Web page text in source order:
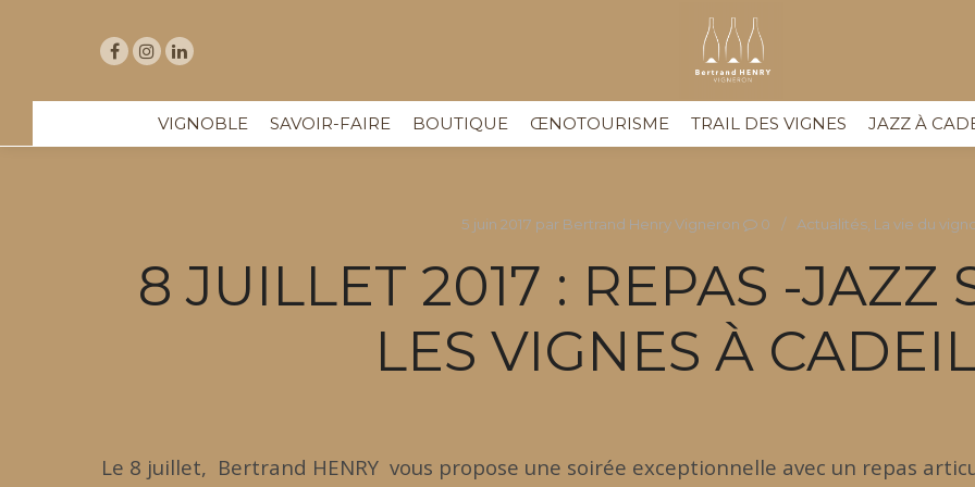
VIGNOBLE SAVOIR-FAIRE BOUTIQUE ŒNOTOURISME TRAIL DES VIGNES JAZZ À
5 juin 2017 par Bertrand Henry Vigneron 0 Actualités La vie du
8 JUILLET 2017 : REPAS -JAZZ
LES VIGNES À
Le 8 juillet, Bertrand HENRY vous propose une soirée exceptionnelle avec un repas